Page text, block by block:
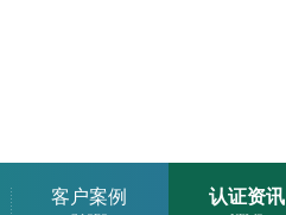
客户案例 认证资讯